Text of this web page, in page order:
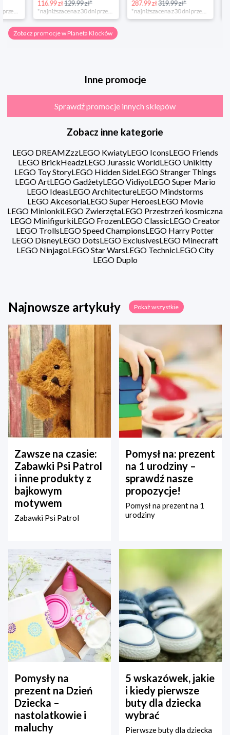
129.99 zł*
*najniższa cena z 30 dni przed obniżką
287.99 zł319.99 zł*
*najniższa cena z 30 dni przed obniżką
Zobacz promocje w Planeta Klocków
Inne promocje
Sprawdź promocje innych sklepów
Zobacz inne kategorie
LEGO DREAMZzzLEGO KwiatyLEGO IconsLEGO Friends
LEGO BrickHeadzLEGO Jurassic WorldLEGO Unikitty
LEGO Toy StoryLEGO Hidden SideLEGO Stranger Things
LEGO ArtLEGO GadżetyLEGO VidiyoLEGO Super Mario
LEGO IdeasLEGO ArchitectureLEGO Mindstorms
LEGO AkcesoriaLEGO Super HeroesLEGO Movie
LEGO MinionkiLEGO ZwierzętaLEGO Przestrzeń kosmiczna
LEGO MinifigurkiLEGO FrozenLEGO ClassicLEGO Creator
LEGO TrollsLEGO Speed ChampionsLEGO Harry Potter
LEGO DisneyLEGO DotsLEGO ExclusivesLEGO Minecraft
LEGO NinjagoLEGO Star WarsLEGO TechnicLEGO City
LEGO Duplo
Najnowsze artykuły Pokaż wszystkie
Zawsze na czasie:
Zabawki Psi Patrol
i inne produkty z
bajkowym
motywem
Zabawki Psi Patrol
Pomysł na: prezent
na 1 urodziny –
sprawdź nasze
propozycje!
Pomysł na prezent na 1
urodziny
Pomysły na
prezent na Dzień
Dziecka –
nastolatkowie i
maluchy
5 wskazówek, jakie
i kiedy pierwsze
buty dla dziecka
wybrać
Pierwsze buty dla dziecka